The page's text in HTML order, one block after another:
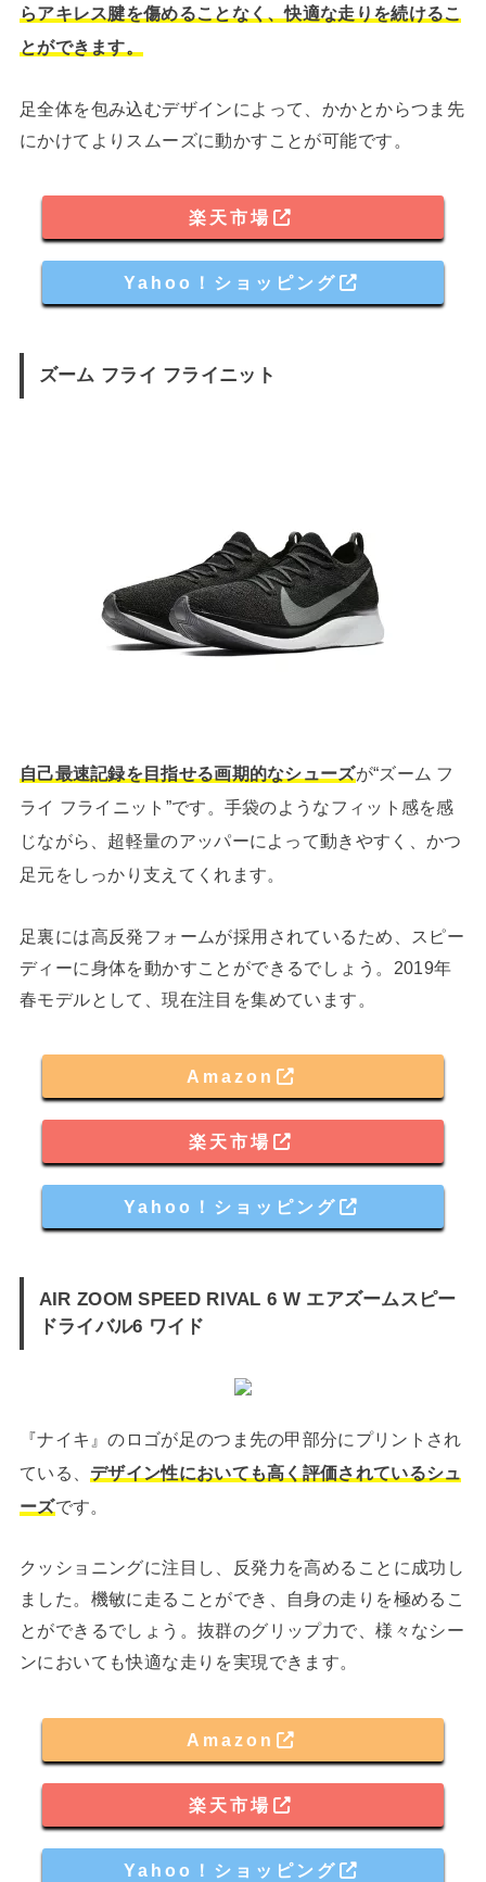
らアキレス腱を傷めることなく、快適な走りを続けるこ
とができます。
足全体を包み込むデザインによって、かかとからつま先
にかけてよりスムーズに動かすことが可能です。
楽天市場
Yahoo！ショッピング
ズーム フライ フライニット
自己最速記録を目指せる画期的なシューズが“ズーム フ
ライ フライニット”です。手袋のようなフィット感を感
じながら、超軽量のアッパーによって動きやすく、かつ
足元をしっかり支えてくれます。
足裏には高反発フォームが採用されているため、スピー
ディーに身体を動かすことができるでしょう。2019年
春モデルとして、現在注目を集めています。
Amazon
楽天市場
Yahoo！ショッピング
AIR ZOOM SPEED RIVAL 6 W エアズームスピー
ドライバル6 ワイド
『ナイキ』のロゴが足のつま先の甲部分にプリントされ
ている、 デザイン性においても高く評価されているシュ
ーズです。
クッショニングに注目し、反発力を高めることに成功し
ました。機敏に走ることができ、自身の走りを極めるこ
とができるでしょう。抜群のグリップ力で、様々なシー
ンにおいても快適な走りを実現できます。
Amazon
楽天市場
Yahoo！ショッピング